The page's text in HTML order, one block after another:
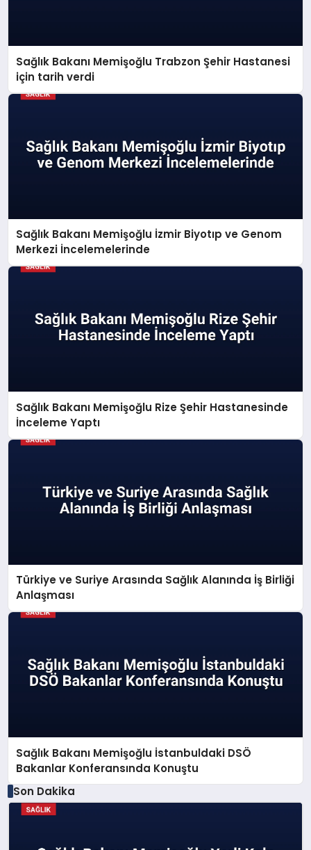
Sağlık Bakanı Memişoğlu Trabzon Şehir Hastanesi
için tarih verdi
Sağlık Bakanı Memişoğlu İzmir Biyotıp ve Genom
Merkezi İncelemelerinde
Sağlık Bakanı Memişoğlu Rize Şehir Hastanesinde
İnceleme Yaptı
Türkiye ve Suriye Arasında Sağlık Alanında İş Birliği
Anlaşması
Sağlık Bakanı Memişoğlu İstanbuldaki DSÖ
Bakanlar Konferansında Konuştu
Son Dakika